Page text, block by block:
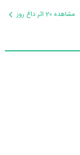
مشاهده 20 اثر داغ روز